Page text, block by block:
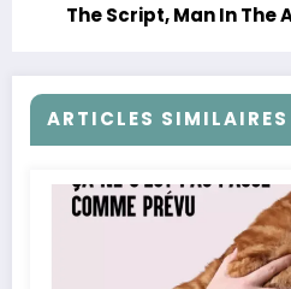
The Script, Man In The
ARTICLES SIMILAIRES